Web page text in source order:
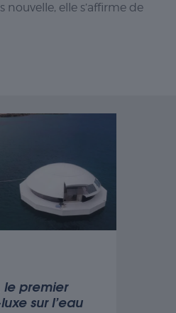
nouvelle, elle s’affirme de
premier
sur l’eau